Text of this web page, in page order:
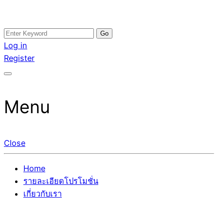
Skip
to
content
อสังหาโพสต์ รีวิวเยอะ รับจ้างโพสต์ขายบ้าน รับจ้างโพสต์อสัง
หา แตกต่างอย่างตั้งใจ รับรองผล อันดับ1 การโพสต์ขายอสังหา
กับทีมงานบริษัท บ้าน ที่ดิน คอนโด ติดGoogleหน้าแรกได้จริงๆ
รับจ้างโพสอสังหา ขายบ้าน อสังหาโพสต์ เชื่อถือได้จริง รับ
โพสต์ ที่ดิน กับทีมงานบริษัท ถูกและดีที่สุด ไม่มีค่านายหน้า
ขายได้จริงๆ ช่วยสร้างโอกาสในการขายได้มากกว่า ที่เดียว ที่
Search
for:
Log in
Register
Menu
Close
Home
รายละเอียดโปรโมชั่น
เกี่ยวกับเรา